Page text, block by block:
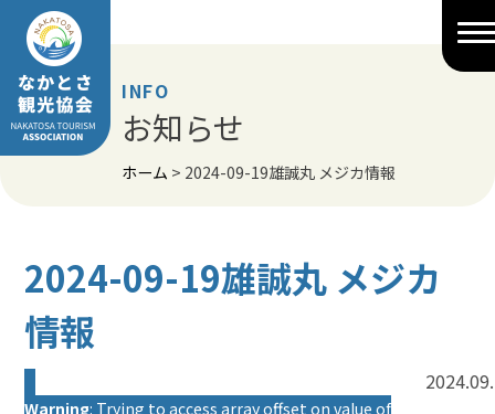
Skip
content
INFO
お知らせ
ホーム > 2024-09-19雄誠丸 メジカ情報
2024-09-19雄誠丸 メジカ
情報
Warning: Trying to access array offset on value of